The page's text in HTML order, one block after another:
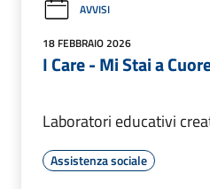
AVVISI
18 FEBBRAIO 2026
I Care - Mi Stai a
Laboratori educativi
Assistenza sociale